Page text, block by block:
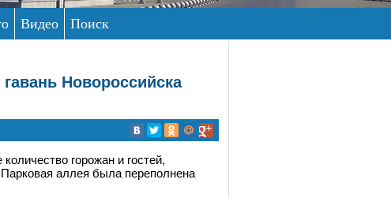
Видео Поиск
Новороссийска
горожан и гостей,
аллея была переполнена